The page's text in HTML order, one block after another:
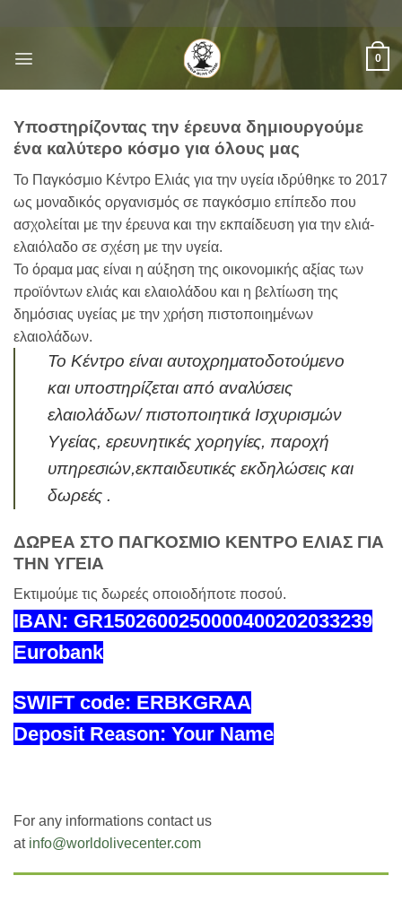
περιεχόμενο
0
Υποστηρίζοντας την έρευνα δημιουργούμε
ένα καλύτερο κόσμο για όλους μας
Το Παγκόσμιο Κέντρο Ελιάς για την υγεία ιδρύθηκε το 2017
ως μοναδικός οργανισμός σε παγκόσμιο επίπεδο που
ασχολείται με την έρευνα και την εκπαίδευση για την ελιά-
ελαιόλαδο σε σχέση με την υγεία.
Το όραμα μας είναι η αύξηση της οικονομικής αξίας των
προϊόντων ελιάς και ελαιολάδου και η βελτίωση της
δημόσιας υγείας με την χρήση πιστοποιημένων
ελαιολάδων.
Το Κέντρο είναι αυτοχρηματοδοτούμενο
και υποστηρίζεται από αναλύσεις
ελαιολάδων/ πιστοποιητικά Ισχυρισμών
Υγείας, ερευνητικές χορηγίες, παροχή
υπηρεσιών,εκπαιδευτικές εκδηλώσεις και
δωρεές .
ΔΩΡΕΑ ΣΤΟ ΠΑΓΚΟΣΜΙΟ ΚΕΝΤΡΟ ΕΛΙΑΣ ΓΙΑ
ΤΗΝ ΥΓΕΙΑ
Εκτιμούμε τις δωρεές οποιοδήποτε ποσού.
IBAN: GR1502600250000400202033239
Eurobank
SWIFT code: ERBKGRAA
Deposit Reason: Your Name
For any informations contact us
at info@worldolivecenter.com